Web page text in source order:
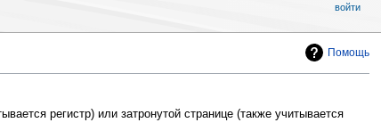
Помощь
регистр) или затронутой странице (также учитывается
войти